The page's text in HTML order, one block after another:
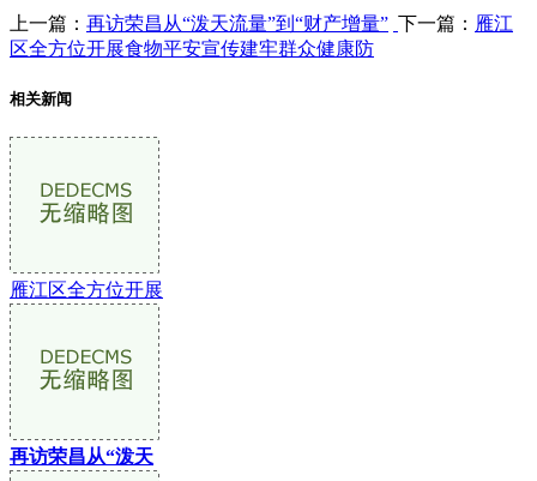
上一篇： 再访荣昌从“泼天流量”到“财产增量” 下一篇： 雁江
区全方位开展食物平安宣传建牢群众健康防
相关新闻
雁江区全方位开展
再访荣昌从“泼天